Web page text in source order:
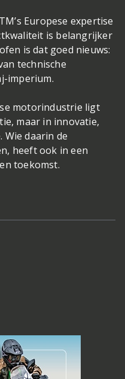
Europese expertise
is belangrijker
is dat goed nieuws:
technische
imperium.
motorindustrie ligt
maar in innovatie,
Wie daarin de
heeft ook in een
toekomst.